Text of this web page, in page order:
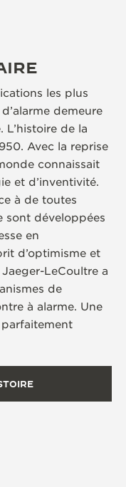
les plus
demeure
de la
Avec la reprise
connaissait
et d’inventivité.
à de toutes
sont développées
en
d’optimisme et
LeCoultre a
de
à alarme. Une